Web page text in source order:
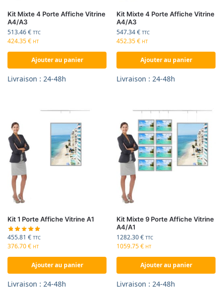
Kit Mixte 4 Porte Affiche Vitrine
A4/A3
513.46€ TTC
424.35€ HT
Ajouter au panier
Livraison : 24-48h
Kit Mixte 4 Porte Affiche Vitrine
A4/A3
547.34€ TTC
452.35€ HT
Ajouter au panier
Livraison : 24-48h
Kit 1 Porte Affiche Vitrine A1
455.81 € TTC
376.70€ HT
Ajouter au panier
Livraison : 24-48h
Kit Mixte 9 Porte Affiche Vitrine
A4/A1
1282.30€ TTC
1059.75€ HT
Ajouter au panier
Livraison : 24-48h